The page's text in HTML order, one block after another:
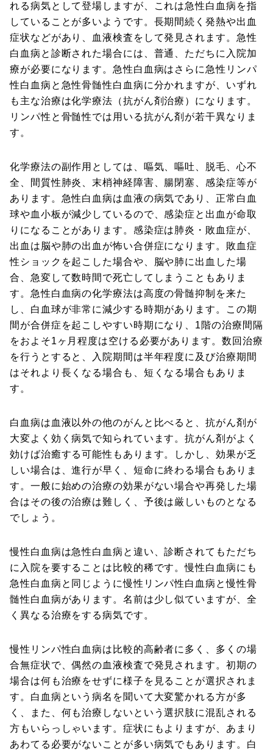
れる病気として登場しますが、これは急性白血病を指
していることが多いようです。長期間続く発熱や出血
症状などがあり、血液検査をして発見されます。急性
白血病と診断された場合には、普通、ただちに入院加
療が必要になります。急性白血病はさらに急性リンパ
性白血病と急性骨髄性白血病に分かれますが、いずれ
も主な治療は化学療法（抗がん剤治療）になります。
リンパ性と骨髄性では用いる抗がん剤が若干異なりま
す。
化学療法の副作用としては、嘔気、嘔吐、脱毛、心不
全、間質性肺炎、末梢神経障害、腸閉塞、感染症等が
あります。急性白血病は血液の病気であり、正常白血
球や血小板が減少しているので、感染症と出血が命取
りになることがあります。感染症は肺炎・敗血症が、
出血は脳や肺の出血が怖い合併症になります。敗血症
性ショックを起こした場合や、脳や肺に出血した場
合、急変して数時間で死亡してしまうこともありま
す。急性白血病の化学療法は高度の骨髄抑制を来た
し、白血球が非常に減少する時期があります。この期
間が合併症を起こしやすい時期になり、1階の治療間隔
をおよそ1ヶ月程度は空ける必要があります。数回治療
を行うとすると、入院期間は半年程度に及び治療期間
はそれより長くなる場合も、短くなる場合もありま
す。
白血病は血液以外の他のがんと比べると、抗がん剤が
大変よく効く病気で知られています。抗がん剤がよく
効けば治癒する可能性もあります。しかし、効果が乏
しい場合は、進行が早く、短命に終わる場合もありま
す。一般に始めの治療の効果がない場合や再発した場
合はその後の治療は難しく、予後は厳しいものとなる
でしょう。
慢性白血病は急性白血病と違い、診断されてもただち
に入院を要することは比較的稀です。慢性白血病にも
急性白血病と同じように慢性リンパ性白血病と慢性骨
髄性白血病があります。名前は少し似ていますが、全
く異なる治療をする病気です。
慢性リンパ性白血病は比較的高齢者に多く、多くの場
合無症状で、偶然の血液検査で発見されます。初期の
場合は何も治療をせずに様子を見ることが選択されま
す。白血病という病名を聞いて大変驚かれる方が多
く、また、何も治療しないという選択肢に混乱される
方もいらっしゃいます。症状にもよりますが、あまり
あわてる必要がないことが多い病気でもあります。白